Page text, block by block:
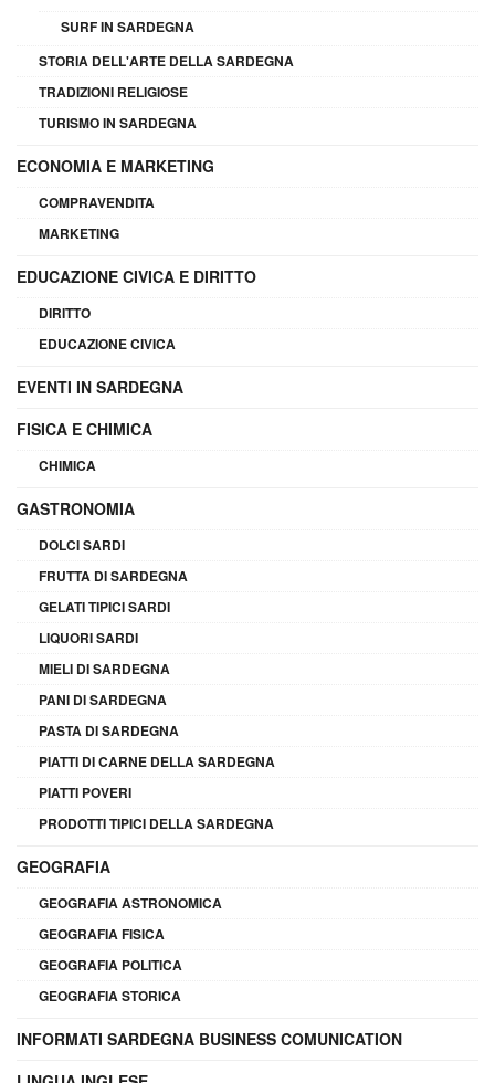
SURF IN SARDEGNA
STORIA DELL'ARTE DELLA SARDEGNA
TRADIZIONI RELIGIOSE
TURISMO IN SARDEGNA
ECONOMIA E MARKETING
COMPRAVENDITA
MARKETING
EDUCAZIONE CIVICA E DIRITTO
DIRITTO
EDUCAZIONE CIVICA
EVENTI IN SARDEGNA
FISICA E CHIMICA
CHIMICA
GASTRONOMIA
DOLCI SARDI
FRUTTA DI SARDEGNA
GELATI TIPICI SARDI
LIQUORI SARDI
MIELI DI SARDEGNA
PANI DI SARDEGNA
PASTA DI SARDEGNA
PIATTI DI CARNE DELLA SARDEGNA
PIATTI POVERI
PRODOTTI TIPICI DELLA SARDEGNA
GEOGRAFIA
GEOGRAFIA ASTRONOMICA
GEOGRAFIA FISICA
GEOGRAFIA POLITICA
GEOGRAFIA STORICA
INFORMATI SARDEGNA BUSINESS COMUNICATION